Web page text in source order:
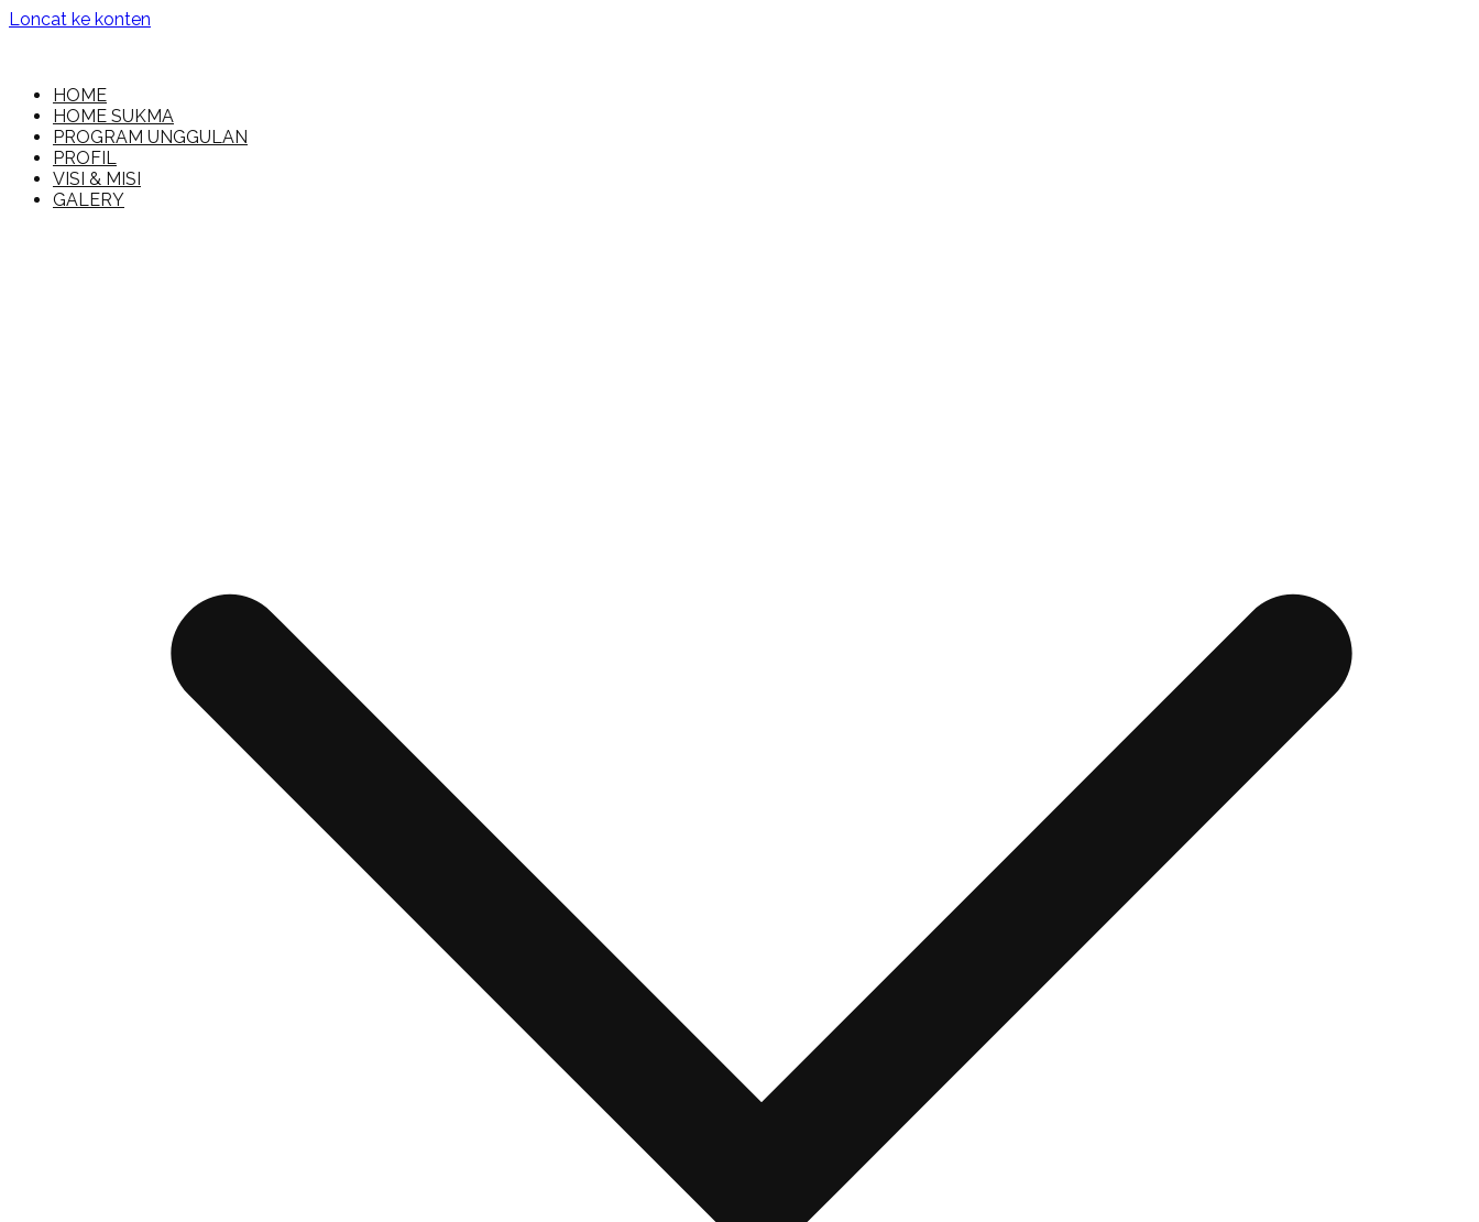
Loncat ke konten
MI Islamiyah
HOME
HOME SUKMA
PROGRAM UNGGULAN
PROFIL
VISI & MISI
GALERY